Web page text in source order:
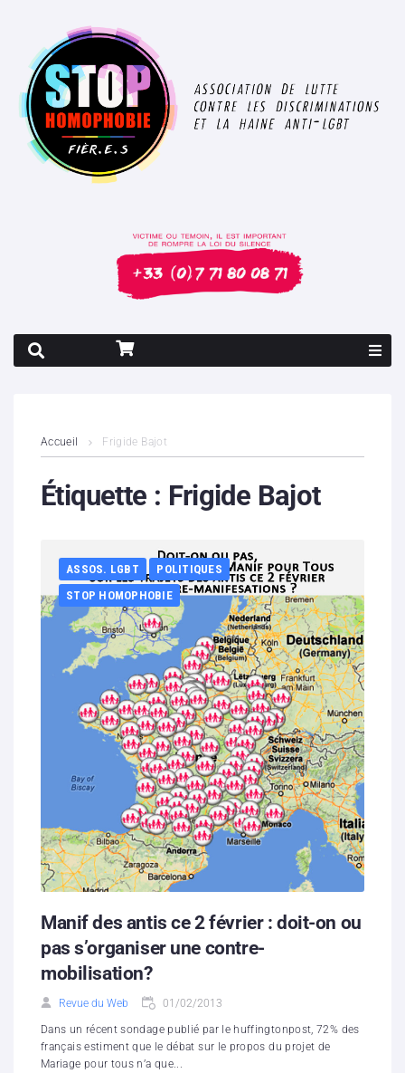
Contenus litigieux
Boutique
Partenaires
Contacts
Hébergement solidaire
Accueil Frigide Bajot
Étiquette : Frigide Bajot
ASSOS. LGBT
POLITIQUES
STOP HOMOPHOBIE
Manif des antis ce 2 février : doit-on ou
pas s’organiser une contre-
mobilisation?
Revue du Web 01/02/2013
Dans un récent sondage publié par le huffingtonpost, 72% des
français estiment que le débat sur le propos du projet de
Mariage pour tous n’a que...